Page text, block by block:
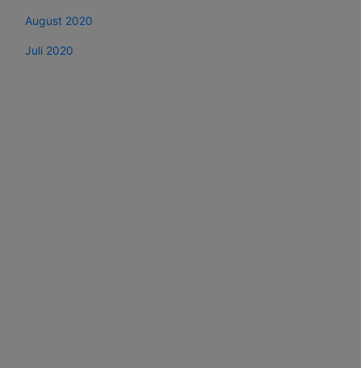
August 2020
Juli 2020